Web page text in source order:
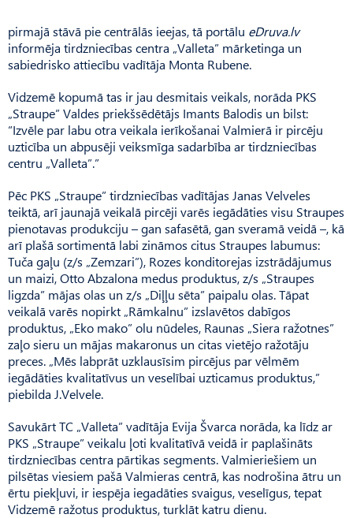
pirmajā stāvā pie centrālās ieejas, tā portālu eDruva.lv
informēja tirdzniecības centra „Valleta” mārketinga un
sabiedrisko attiecību vadītāja Monta Rubene.
Vidzemē kopumā tas ir jau desmitais veikals, norāda PKS
„Straupe” Valdes priekšsēdētājs Imants Balodis un bilst:
“Izvēle par labu otra veikala ierīkošanai Valmierā ir pircēju
uzticība un abpusēji veiksmīga sadarbība ar tirdzniecības
centru „Valleta”.”
Pēc PKS „Straupe” tirdzniecības vadītājas Janas Velveles
teiktā, arī jaunajā veikalā pircēji varēs iegādāties visu Straupes
pienotavas produkciju – gan safasētā, gan sveramā veidā –, kā
arī plašā sortimentā labi zināmos citus Straupes labumus:
Tuča gaļu (z/s „Zemzari”), Rozes konditorejas izstrādājumus
un maizi, Otto Abzalona medus produktus, z/s „Straupes
ligzda” mājas olas un z/s „Diļļu sēta” paipalu olas. Tāpat
veikalā varēs nopirkt „Rāmkalnu” izslavētos dabīgos
produktus, „Eko mako” olu nūdeles, Raunas „Siera ražotnes”
zaļo sieru un mājas makaronus un citas vietējo ražotāju
preces. „Mēs labprāt uzklausīsim pircējus par vēlmēm
iegādāties kvalitatīvus un veselībai uzticamus produktus,”
piebilda J.Velvele.
Savukārt TC „Valleta” vadītāja Evija Švarca norāda, ka līdz ar
PKS „Straupe” veikalu ļoti kvalitatīvā veidā ir paplašināts
tirdzniecības centra pārtikas segments. Valmieriešiem un
pilsētas viesiem pašā Valmieras centrā, kas nodrošina ātru un
ērtu piekļuvi, ir iespēja iegadāties svaigus, veselīgus, tepat
Vidzemē ražotus produktus, turklāt katru dienu.